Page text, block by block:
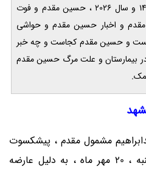
در این مطلب جدید در سال 1405 و سال 2026 ، حسین مقدم و فوت
و اخبار حسین مقدم و حواشی
و حسین مقدم کجاست و چه خبر
بیمارستان و علت مرگ حسین مقدم
مشمول مقدم ، پیشکسوت
تئاتر و نمایش مشهد ، دوشنبه ، 20 مهر ماه ، به دلیل عارضه